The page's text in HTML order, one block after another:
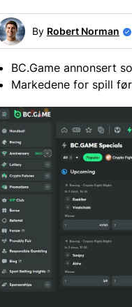
By Robert Norman
BC.Game annonsert
Markedene for spill